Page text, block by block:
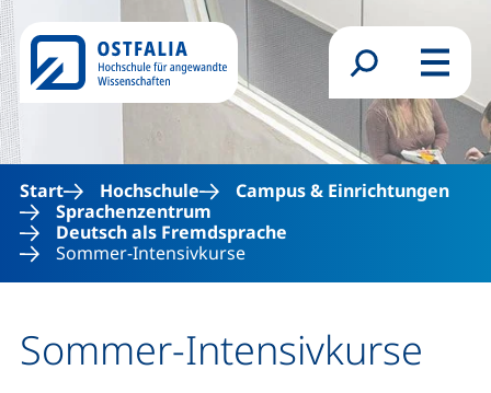
Direkt zum Inhalt
Suchformular
Menü
Start Hochschule
Campus & Einrichtungen
Sprachenzentrum
Deutsch als Fremdsprache
Sommer-Intensivkurse
Sommer-Intensivkurse